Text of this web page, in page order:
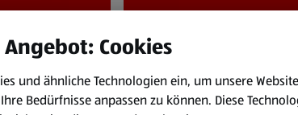
HOFER
Cookies
und ähnliche Technologien ein, um unsere Website
Bedürfnisse anpassen zu können. Diese